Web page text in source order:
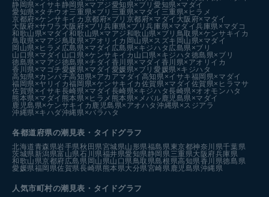
静岡県×イサキ 静岡県×マアジ愛知県×ブリ愛知県×マダイ
愛知県×タチウオ三重県×ブリ 三重県×マダイ 三重県×ヒラメ
京都府×ケンサキイカ 京都府×ブリ 京都府×マダイ 大阪府×マダイ
大阪府×サワラ 大阪府×ブリ兵庫県×ブリ兵庫県×マダイ兵庫県×マダコ
和歌山県×マダイ和歌山県×マアジ和歌山県×ブリ 鳥取県×ケンサキイカ
鳥取県×マアジ鳥取県×アオリイカ 岡山県×スズキ 岡山県×マダイ
岡山県×ヒラメ 広島県×マダイ 広島県×キジハタ 広島県×ブリ
山口県×マダイ 山口県×ケンサキイカ 山口県×キジハタ 徳島県×ブリ
徳島県×マアジ徳島県×チダイ 香川県×マダイ 香川県×アオリイカ
香川県×マゴチ愛媛県×マダイ 愛媛県×ブリ愛媛県×キジハタ
高知県×カンパチ高知県×アカアマダイ 高知県×イサキ福岡県×マダイ
福岡県×ヤリイカ福岡県×ケンサキイカ 佐賀県×マダイ 佐賀県×ヒラマサ
佐賀県×イサキ長崎県×マダイ 長崎県×キジハタ長崎県×オオモンハタ
熊本県×マダイ 熊本県×ヒラメ 熊本県×メバル鹿児島県×マダイ
鹿児島県×ケンサキイカ 鹿児島県×アオハタ沖縄県×スジアラ
沖縄県×キハダ沖縄県×バラハタ
各都道府県の潮見表 ・タイドグラフ
北海道青森県岩手県秋田県宮城県山形県福島県東京都神奈川県千葉県
茨城県新潟県富山県石川県福井県愛知県静岡県三重県大阪府兵庫県
和歌山県京都府広島県 岡山県山口県鳥取県島根県高知県香川県徳島県
愛媛県福岡県佐賀県長崎県熊本県大分県宮崎県鹿児島県沖縄県
人気市町村の潮見表・タイドグラフ